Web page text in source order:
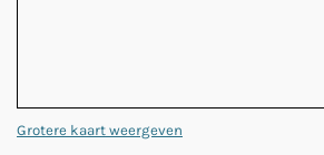
Grotere kaart weergeven